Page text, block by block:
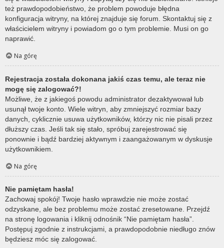
też prawdopodobieństwo, że problem powoduje błędna
konfiguracja witryny, na której znajduje się forum. Skontaktuj się z
właścicielem witryny i powiadom go o tym problemie. Musi on go
naprawić.
Na górę
Rejestracja została dokonana jakiś czas temu, ale teraz nie
mogę się zalogować?!
Możliwe, że z jakiegoś powodu administrator dezaktywował lub
usunął twoje konto. Wiele witryn, aby zmniejszyć rozmiar bazy
danych, cyklicznie usuwa użytkowników, którzy nic nie pisali przez
dłuższy czas. Jeśli tak się stało, spróbuj zarejestrować się
ponownie i bądź bardziej aktywnym i zaangażowanym w dyskusje
użytkownikiem.
Na górę
Nie pamiętam hasła!
Zachowaj spokój! Twoje hasło wprawdzie nie może zostać
odzyskane, ale bez problemu może zostać zresetowane. Przejdź
na stronę logowania i kliknij odnośnik “Nie pamiętam hasła”.
Postępuj zgodnie z instrukcjami, a prawdopodobnie niedługo znów
będziesz móc się zalogować.